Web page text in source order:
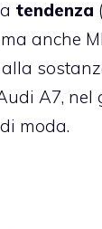
tendenza
anche
A7, nel
moda.